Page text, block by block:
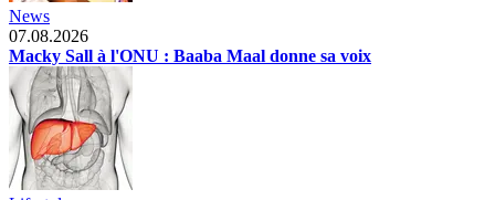
News
07.08.2026
Macky Sall à l'ONU : Baaba Maal donne sa voix